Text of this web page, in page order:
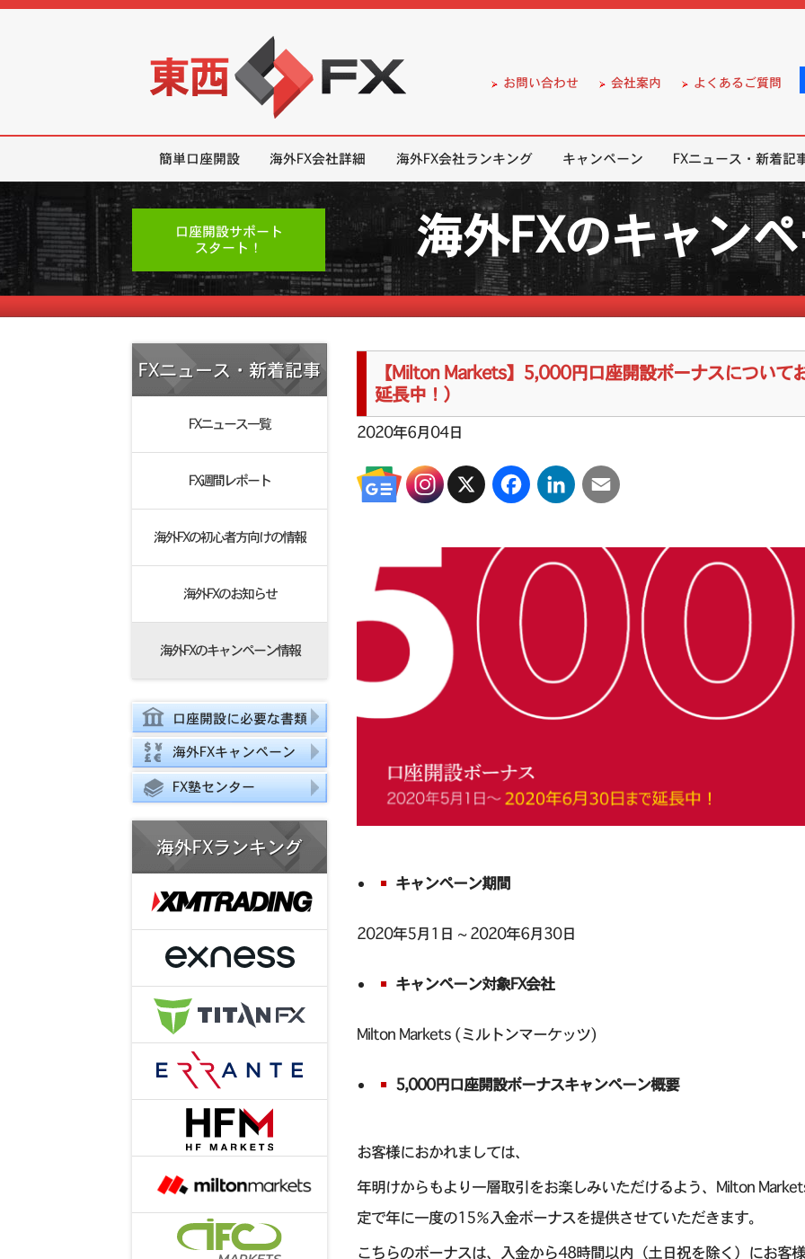
お問い合わせ 会社案内 よくあるご質問
簡単口座開設 海外FX会社詳細 海外FX会社ランキング キャンペーン FXニュース・新着記
口座開設サポート
スタート！
海外FXのキャン
FXニュース・新着記事
FXニュース一覧
FX週間レポート
海外FXの初心者方向けの情報
海外FXのお知らせ
海外FXのキャンペーン情報
口座開設に必要な書類
海外FXキャンペーン
FX塾センター
海外FXランキング
【Milton Markets】5,000円口座開設ボーナスについ
延長中！）
2020年6月04日
キャンペーン期間
2020年5月1日 ~ 2020年6月30日
キャンペーン対象FX会社
Milton Markets (ミルトンマーケッツ)
5,000円口座開設ボーナスキャンペーン概要
お客様におかれましては、
年明けからもより一層取引をお楽しみいただけるよう、Milton
定で年に一度の15％入金ボーナスを提供させていただきます。
こちらのボーナスは、入金から48時間以内（土日祝を除く）にお客